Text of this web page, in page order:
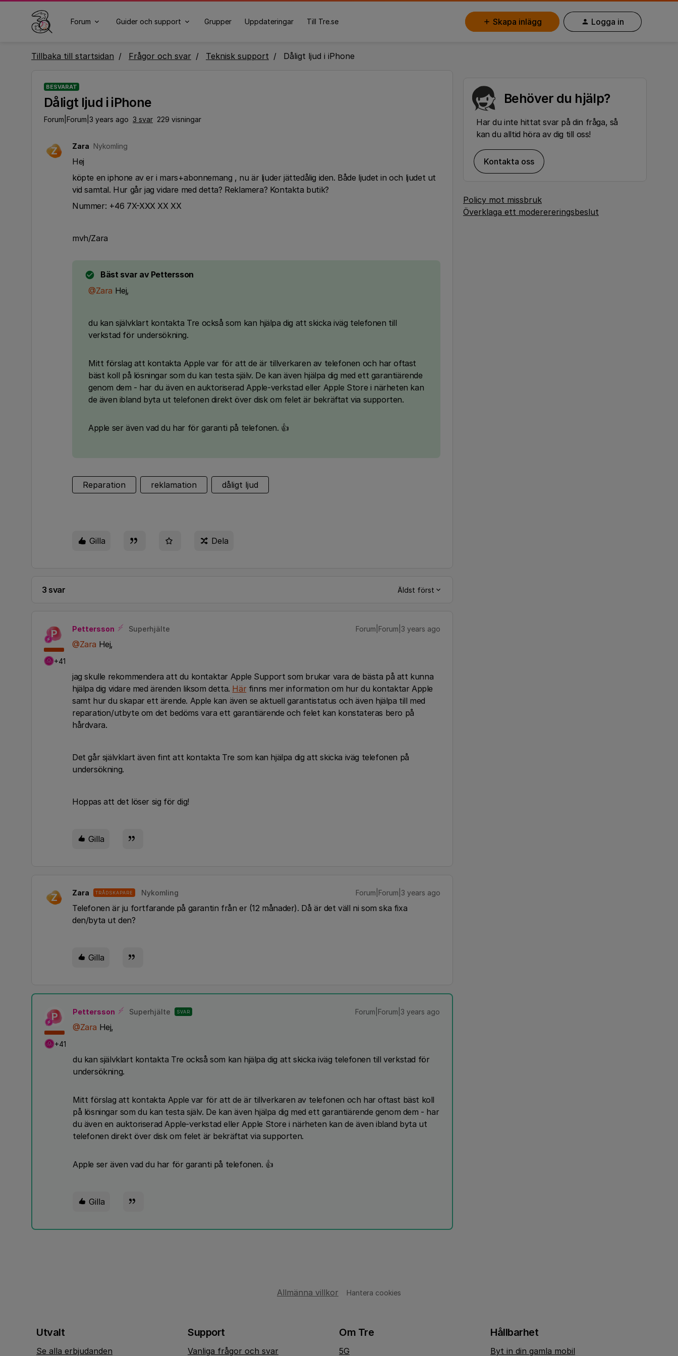
Forum Guider och support Grupper Uppdateringar Till Tre.se Skapa inlägg Logga in
Tillbaka till startsidan Frågor och svar Teknisk support Dåligt ljud i iPhone
BESVARAT
Dåligt ljud i iPhone
Forum|Forum|3 years ago 3 svar 229 visningar
Z Zara Nykomling
Hej
köpte en iphone av er i mars+abonnemang , nu är ljuder jättedålig iden. Både ljudet in och ljudet ut
vid samtal. Hur går jag vidare med detta? Reklamera? Kontakta butik?
Nummer: +46 7X-XXX XX XX
mvh/Zara
Bäst svar av Pettersson
@Zara Hej,
du kan självklart kontakta Tre också som kan hjälpa dig att skicka iväg telefonen till
verkstad för undersökning.
Mitt förslag att kontakta Apple var för att de är tillverkaren av telefonen och har oftast
bäst koll på lösningar som du kan testa själv. De kan även hjälpa dig med ett garantiärende
genom dem - har du även en auktoriserad Apple-verkstad eller Apple Store i närheten kan
de även ibland byta ut telefonen direkt över disk om felet är bekräftat via supporten.
Apple ser även vad du har för garanti på telefonen. 👍
Reparation reklamation dåligt ljud
Gilla Dela
3 svar Äldst först
P
+41
Pettersson Superhjälte Forum|Forum|3 years ago
@Zara Hej,
jag skulle rekommendera att du kontaktar Apple Support som brukar vara de bästa på att kunna
hjälpa dig vidare med ärenden liksom detta. Här finns mer information om hur du kontaktar Apple
samt hur du skapar ett ärende. Apple kan även se aktuell garantistatus och även hjälpa till med
reparation/utbyte om det bedöms vara ett garantiärende och felet kan konstateras bero på
hårdvara.
Det går självklart även fint att kontakta Tre som kan hjälpa dig att skicka iväg telefonen på
undersökning.
Hoppas att det löser sig för dig!
Gilla
Z Zara TRÅDSKAPARE Nykomling Forum|Forum|3 years ago
Telefonen är ju fortfarande på garantin från er (12 månader). Då är det väll ni som ska fixa
den/byta ut den?
Gilla
P
+41
Pettersson Superhjälte SVAR Forum|Forum|3 years ago
@Zara Hej,
du kan självklart kontakta Tre också som kan hjälpa dig att skicka iväg telefonen till verkstad för
undersökning.
Mitt förslag att kontakta Apple var för att de är tillverkaren av telefonen och har oftast bäst koll
på lösningar som du kan testa själv. De kan även hjälpa dig med ett garantiärende genom dem - har
du även en auktoriserad Apple-verkstad eller Apple Store i närheten kan de även ibland byta ut
telefonen direkt över disk om felet är bekräftat via supporten.
Apple ser även vad du har för garanti på telefonen. 👍
Gilla
Behöver du hjälp?
Har du inte hittat svar på din fråga, så
kan du alltid höra av dig till oss!
Kontakta oss
Policy mot missbruk
Överklaga ett moderereringsbeslut
Allmänna villkor Hantera cookies
Utvalt
Se alla erbjudanden
Support
Vanliga frågor och svar
Om Tre
5G
Hållbarhet
Byt in din gamla mobil